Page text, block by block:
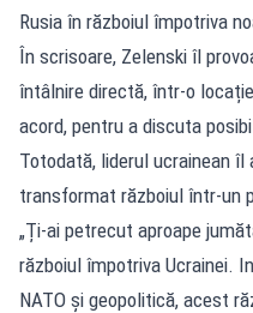
Rusia în războiul împotriva
În scrisoare, Zelenski îl
întâlnire directă, într-o
acord, pentru a discuta
Totodată, liderul ucrainean
transformat războiul într-un
„Ți-ai petrecut aproape
războiul împotriva Ucrainei.
NATO și geopolitică, acest